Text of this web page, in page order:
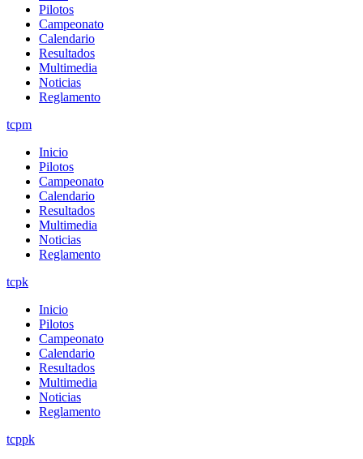
Pilotos
Campeonato
Calendario
Resultados
Multimedia
Noticias
Reglamento
tcpm
Inicio
Pilotos
Campeonato
Calendario
Resultados
Multimedia
Noticias
Reglamento
tcpk
Inicio
Pilotos
Campeonato
Calendario
Resultados
Multimedia
Noticias
Reglamento
tcppk